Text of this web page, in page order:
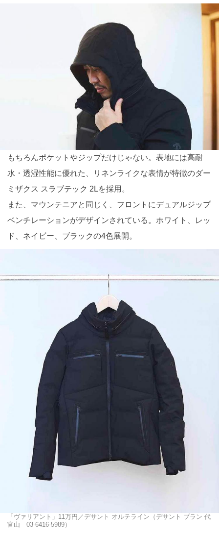
もちろんポケットやジップだけじゃない。表地には高耐
水・透湿性能に優れた、リネンライクな表情が特徴のダー
ミザクス スラブテック 2Lを採用。
また、マウンテニアと同じく、フロントにデュアルジップ
ベンチレーションがデザインされている。ホワイト、レッ
ド、ネイビー、ブラックの4色展開。
「ヴァリアント」11万円／デサント オルテライン（デサント ブラン 代
官山 03-6416-5989）